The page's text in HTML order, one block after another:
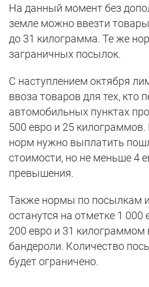
На данный момент без
земле можно ввезти
до 31 килограмма. Те же
заграничных посылок.
С наступлением октября
ввоза товаров для тех, кто
автомобильных пунктах
500 евро и 25
норм нужно выплатить
стоимости, но не меньше 4
превышения.
Также нормы по посылкам
останутся на отметке 1 000
200 евро и 31 килограммом
бандероли. Количество
будет ограничено.